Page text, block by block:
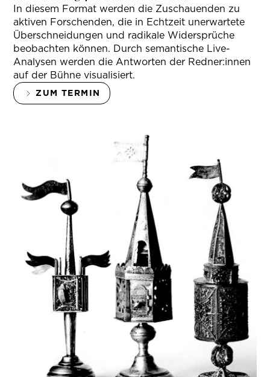
In diesem Format werden die Zuschauenden zu
aktiven Forschenden, die in Echtzeit unerwartete
Überschneidungen und radikale Widersprüche
beobachten können. Durch semantische Live-
Analysen werden die Antworten der Redner:innen
auf der Bühne visualisiert.
ZUM TERMIN